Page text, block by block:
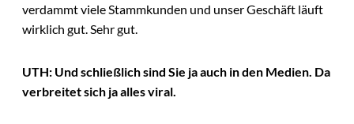
verdammt viele Stammkunden und unser Geschäft läuft
wirklich gut. Sehr gut.
UTH: Und schließlich sind Sie ja auch in den Medien. Da
verbreitet sich ja alles viral.